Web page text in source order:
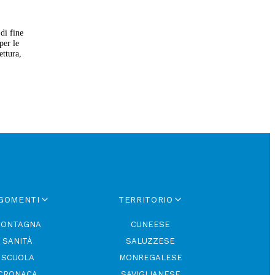
di fine
le
SANITÀ
SCUOLA
TERRITORIO
CUNEESE
SALUZZESE
MONREGALESE